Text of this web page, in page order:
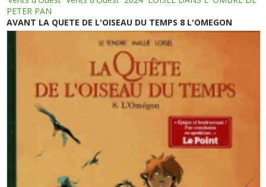
PETER PAN
AVANT LA QUETE DE L'OISEAU DU TEMPS 8 L'OMEGON